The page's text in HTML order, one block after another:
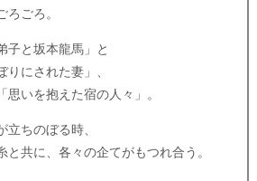
ごろ。
子と坂本龍馬」と
にされた妻」、
思いを抱えた宿の人々」。
立ちのぼる時、
と共に、各々の企てがもつれ合う。